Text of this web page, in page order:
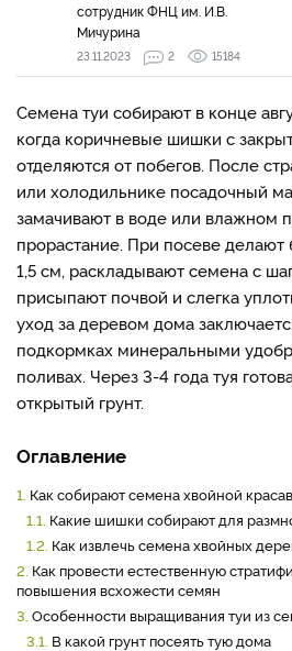
сотрудник ФНЦ им. И.В.
Мичурина
23.11.2023 2 15184
Семена туи собирают в конце
когда коричневые шишки с
отделяются от побегов. После
или холодильнике посадочный
замачивают в воде или влажном
прорастание. При посеве делают
1,5 см, раскладывают семена с
присыпают почвой и слегка
уход за деревом дома
подкормках минеральными
поливах. Через 3-4 года туя
открытый грунт.
Оглавление
1. Как собирают семена хвойной
1.1. Какие шишки собирают для
1.2. Как извлечь семена хвойных
2. Как провести естественную
повышения всхожести семян
3. Особенности выращивания туи из
3.1. В какой грунт посеять тую дома